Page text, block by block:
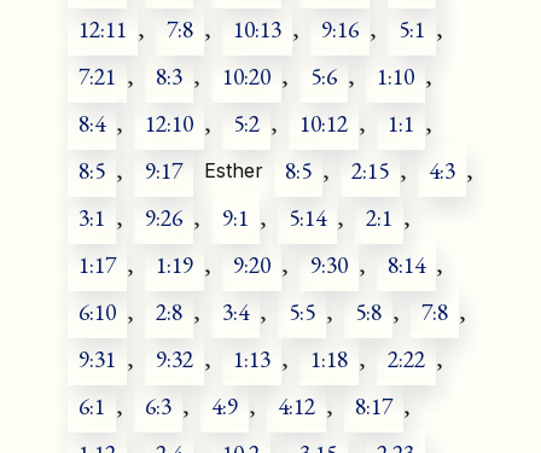
12:11 , 7:8 , 10:13 , 9:16 , 5:1 ,
7:21 , 8:3 , 10:20 , 5:6 , 1:10 ,
8:4 , 12:10 , 5:2 , 10:12 , 1:1 ,
8:5 , 9:17 Esther 8:5 , 2:15 , 4:3 ,
3:1 , 9:26 , 9:1 , 5:14 , 2:1 ,
1:17 , 1:19 , 9:20 , 9:30 , 8:14 ,
6:10 , 2:8 , 3:4 , 5:5 , 5:8 , 7:8 ,
9:31 , 9:32 , 1:13 , 1:18 , 2:22 ,
6:1 , 6:3 , 4:9 , 4:12 , 8:17 ,